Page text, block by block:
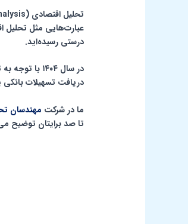
تحلیل اقتصادی
عبارت‌هایی مثل تحلیل
درستی رسیده‌اید.
در سال ۱۴۰۴ با توجه به تورم بالا، نوسانات ارزی و سخت‌گیری‌های جدید بانک‌ها و سازمان برنامه و بودجه، هیچ پروژه‌ای بدون یک
دریافت تسهیلات
ما در شرکت مهندسان
تا صد برایتان توضیح